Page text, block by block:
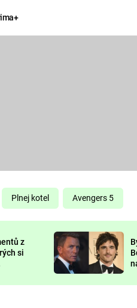
KOMEDIE
CHUCK
NORRIS
DEADPOOL
Plnej kotel Avengers 5
z
si